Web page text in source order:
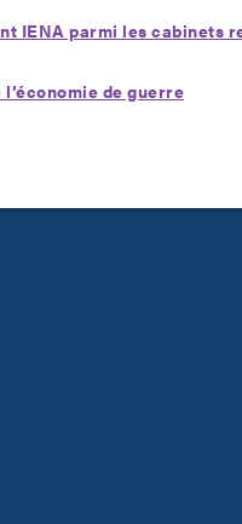
IENA parmi les cabinets
de guerre